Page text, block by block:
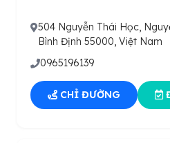
504 Nguyễn Thái Học,
Bình Định 55000, Việt Nam
0965196139
CHỈ ĐƯỜNG